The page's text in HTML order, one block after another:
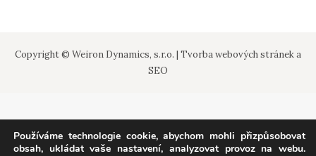
Copyright © Weiron Dynamics, s.r.o. | Tvorba webových stráneka
SEO
Používáme technologie cookie, abychom mohli přizpůsobovat
obsah, ukládat vaše nastavení, analyzovat provoz na webu.